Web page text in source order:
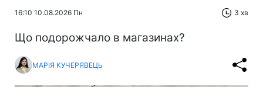
16:10 10.08.2026 Пн 3 хв
Що подорожчало в магазинах?
МАРІЯ КУЧЕРЯВЕЦЬ